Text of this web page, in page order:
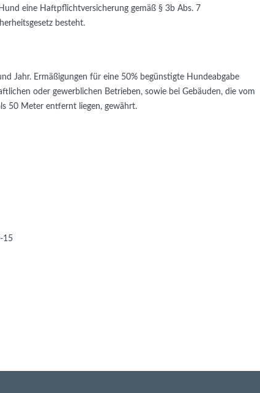
eine Haftpflichtversicherung gemäß § 3b Abs. 7
besteht.
Jahr. Ermäßigungen für eine 50% begünstigte Hundeabgabe
oder gewerblichen Betrieben, sowie bei Gebäuden, die vom
50 Meter entfernt liegen, gewährt.
15